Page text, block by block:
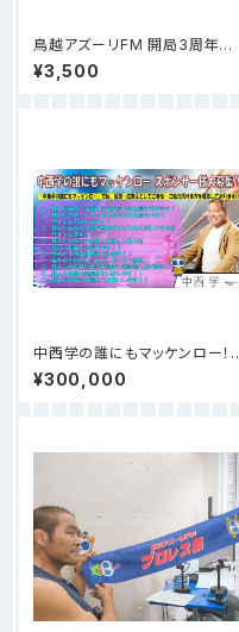
鳥越アズーリFM 開局3周年記
念大会 アズーリプロレス祭り 公
式DVD
¥3,500
中西学の誰にもマッケンロー！
番組スポンサー募集【特大☆中
西ジャーマンプラン】
¥300,000